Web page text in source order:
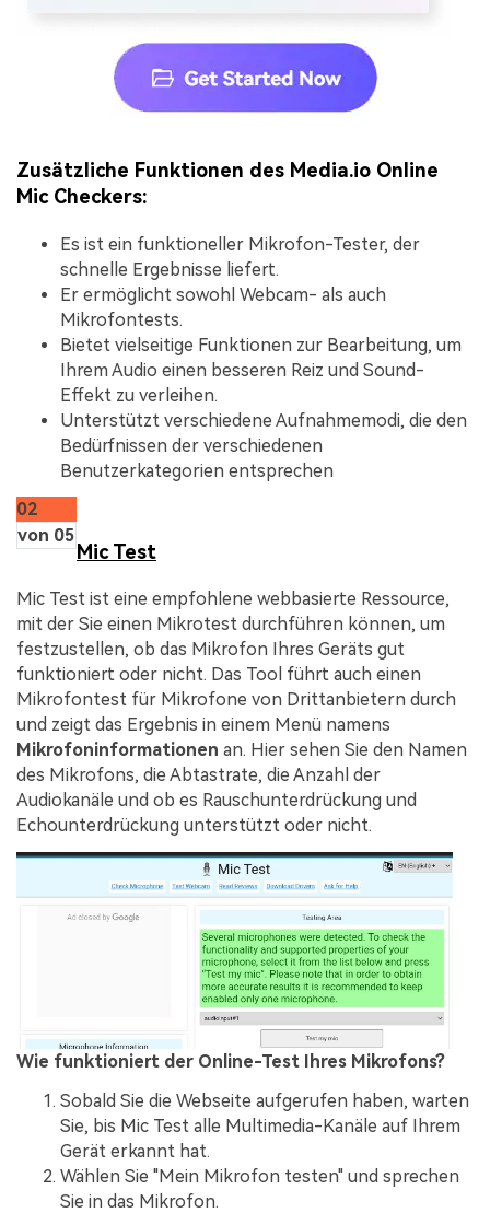
Zusätzliche Funktionen des Media.io Online
Mic Checkers:
Es ist ein funktioneller Mikrofon-Tester, der
schnelle Ergebnisse liefert.
Er ermöglicht sowohl Webcam- als auch
Mikrofontests.
Bietet vielseitige Funktionen zur Bearbeitung, um
Ihrem Audio einen besseren Reiz und Sound-
Effekt zu verleihen.
Unterstützt verschiedene Aufnahmemodi, die den
Bedürfnissen der verschiedenen
Benutzerkategorien entsprechen
02
von 05
Mic Test
Mic Test ist eine empfohlene webbasierte Ressource,
mit der Sie einen Mikrotest durchführen können, um
festzustellen, ob das Mikrofon Ihres Geräts gut
funktioniert oder nicht. Das Tool führt auch einen
Mikrofontest für Mikrofone von Drittanbietern durch
und zeigt das Ergebnis in einem Menü namens
Mikrofoninformationen an. Hier sehen Sie den Namen
des Mikrofons, die Abtastrate, die Anzahl der
Audiokanäle und ob es Rauschunterdrückung und
Echounterdrückung unterstützt oder nicht.
Wie funktioniert der Online-Test Ihres Mikrofons?
Sobald Sie die Webseite aufgerufen haben, warten
Sie, bis Mic Test alle Multimedia-Kanäle auf Ihrem
Gerät erkannt hat.
Wählen Sie "Mein Mikrofon testen" und sprechen
Sie in das Mikrofon.